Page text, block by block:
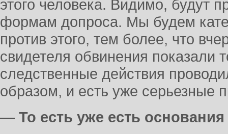
этого человека. Видимо, будут
формам допроса. Мы будем
против этого, тем более, что
свидетеля обвинения показали
следственные действия
образом, и есть уже серьезные
— То есть уже есть